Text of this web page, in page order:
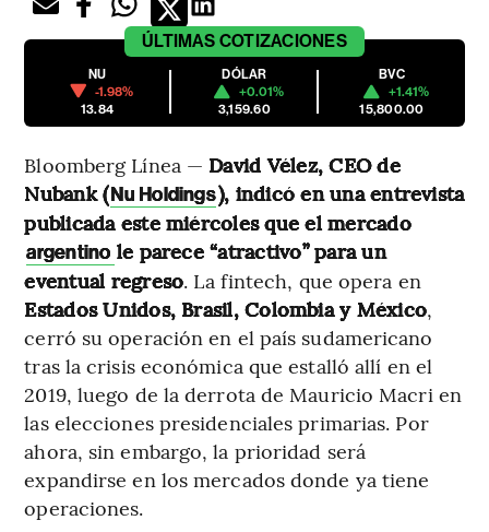
ÚLTIMAS COTIZACIONES
NU
-1.98%
13.84
DÓLAR
+0.01%
3,159.60
BVC
+1.41%
15,800.00
Bloomberg Línea — David Vélez, CEO de
Nubank (Nu Holdings), indicó en una entrevista
publicada este miércoles que el mercado
argentino le parece “atractivo” para un
eventual regreso. La fintech, que opera en
Estados Unidos, Brasil, Colombia y México,
cerró su operación en el país sudamericano
tras la crisis económica que estalló allí en el
2019, luego de la derrota de Mauricio Macri en
las elecciones presidenciales primarias. Por
ahora, sin embargo, la prioridad será
expandirse en los mercados donde ya tiene
operaciones.